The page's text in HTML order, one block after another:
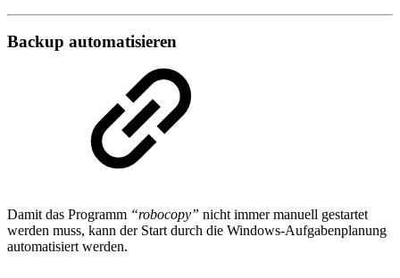
Backup automatisieren
Damit das Programm “robocopy” nicht immer manuell gestartet
werden muss, kann der Start durch die Windows-Aufgabenplanung
automatisiert werden.